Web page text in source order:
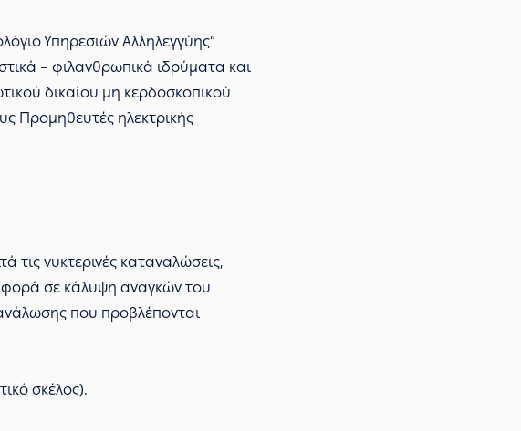
Υπηρεσιών Αλληλεγγύης”
– φιλανθρωπικά ιδρύματα και
δικαίου μη κερδοσκοπικού
Προμηθευτές ηλεκτρικής
τις νυκτερινές καταναλώσεις,
σε κάλυψη αναγκών του
που προβλέπονται
σκέλος).